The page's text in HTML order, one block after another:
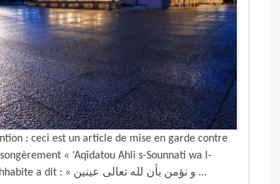
: ceci est un article de mise en garde contre
« ‘Aqîdatou Ahli s-Sounnati wa l-
Jamâ’ah » (page 19 de cette édition) Ibn ‘Outhaymîn le wahhabite a dit : « و نؤمن بأن لله تعالى عينين …